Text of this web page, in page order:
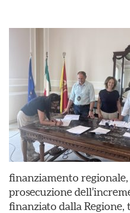
finanziamento
prosecuzione
finanziato dalla